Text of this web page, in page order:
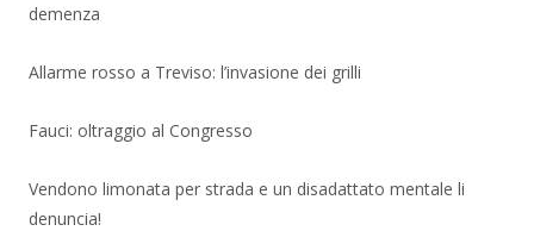
demenza
Allarme rosso a Treviso: l’invasione dei grilli
Fauci: oltraggio al Congresso
Vendono limonata per strada e un disadattato mentale li
denuncia!